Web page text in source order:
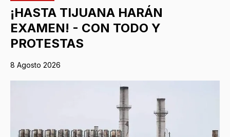
¡HASTA TIJUANA HARÁN
EXAMEN! - CON TODO Y
PROTESTAS
8 Agosto 2026